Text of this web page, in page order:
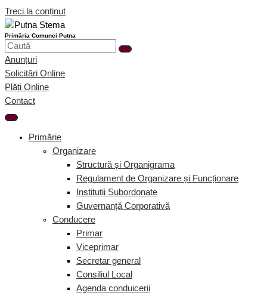
Treci la conținut
Primăria Comunei Putna
Anunțuri
Solicitări Online
Plăți Online
Contact
Primărie
Organizare
Structură și Organigrama
Regulament de Organizare și Funcționare
Instituții Subordonate
Guvernanță Corporativă
Conducere
Primar
Viceprimar
Secretar general
Consiliul Local
Agenda conduicerii